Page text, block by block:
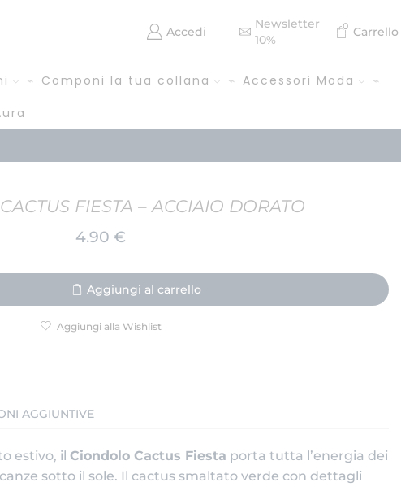
Accedi
Newsletter
10%
0 Carrello
Componi la tua collana
Accessori Moda
FIESTA – ACCIAIO DORATO
4.90€
Aggiungi al carrello
Aggiungi alla Wishlist
AGGIUNTIVE
estivo, il Ciondolo Cactus Fiesta porta tutta l’energia dei
sotto il sole. Il cactus smaltato verde con dettagli